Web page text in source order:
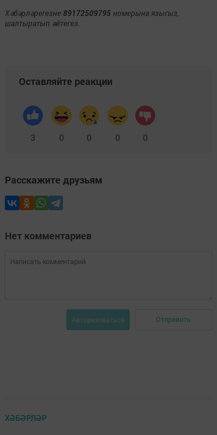
Хәбәрләрегезне 89172509795 номерына языгыз,
шалтыратып әйтегез.
Оставляйте реакции
3 0 0 0 0
Расскажите друзьям
Нет комментариев
Авторизоваться Отправить
ХӘБӘРЛӘР